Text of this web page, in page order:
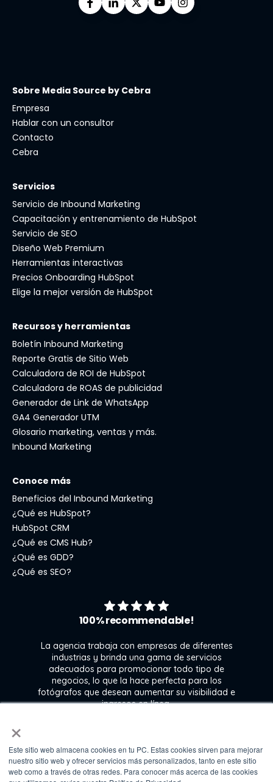
×
Este sitio web almacena cookies en tu PC. Estas cookies sirven para mejorar
nuestro sitio web y ofrecer servicios más personalizados, tanto en este sitio
web como a través de otras redes. Para conocer más acerca de las cookies
Sobre Media Source by Cebra
Empresa
Hablar con un consultor
Contacto
Cebra
Servicios
Servicio de Inbound Marketing
Capacitación y entrenamiento de HubSpot
Servicio de SEO
Diseño Web Premium
Herramientas interactivas
Precios Onboarding HubSpot
Elige la mejor versión de HubSpot
Recursos y herramientas
Boletín Inbound Marketing
Reporte Gratis de Sitio Web
Calculadora de ROI de HubSpot
Calculadora de ROAS de publicidad
Generador de Link de WhatsApp
GA4 Generador UTM
Glosario marketing, ventas y más.
Inbound Marketing
Conoce más
Beneficios del Inbound Marketing
¿Qué es HubSpot?
HubSpot CRM
¿Qué es CMS Hub?
¿Qué es GDD?
¿Qué es SEO?
100% recommendable!
La agencia trabaja con empresas de diferentes
industrias y brinda una gama de servicios
adecuados para promocionar todo tipo de
negocios, lo que la hace perfecta para los
fotógrafos que desean aumentar su visibilidad e
ingresos en línea.
Kate Gross
Marketing & graphic design assistant at